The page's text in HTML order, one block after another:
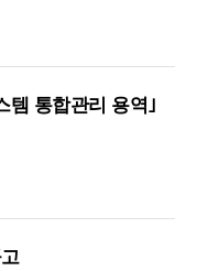
템 통합관리 용역｣